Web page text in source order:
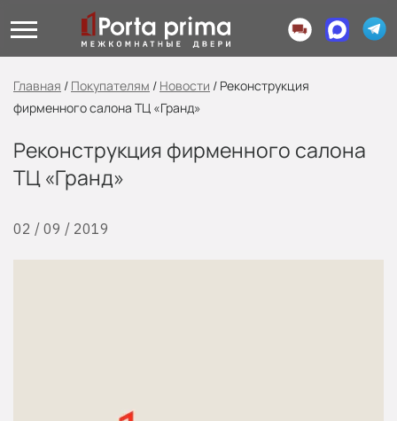
Главная / Покупателям / Новости / Реконструкция
фирменного салона ТЦ «Гранд»
Реконструкция фирменного салона
ТЦ «Гранд»
02 / 09 / 2019